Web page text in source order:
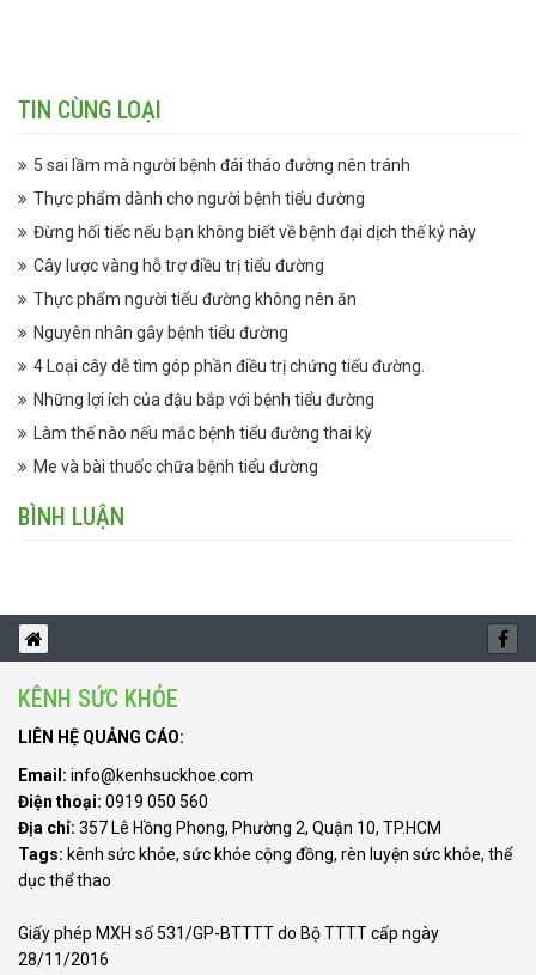
TIN CÙNG LOẠI
5 sai lầm mà người bệnh đái tháo đường nên tránh
Thực phẩm dành cho người bệnh tiểu đường
Đừng hối tiếc nếu bạn không biết về bệnh đại dịch thế kỷ này
Cây lược vàng hỗ trợ điều trị tiểu đường
Thực phẩm người tiểu đường không nên ăn
Nguyên nhân gây bệnh tiểu đường
4 Loại cây dễ tìm góp phần điều trị chứng tiểu đường.
Những lợi ích của đậu bắp với bệnh tiểu đường
Làm thế nào nếu mắc bệnh tiểu đường thai kỳ
Me và bài thuốc chữa bệnh tiểu đường
BÌNH LUẬN
KÊNH SỨC KHỎE
LIÊN HỆ QUẢNG CÁO:
Email: info@kenhsuckhoe.com
Điện thoại: 0919 050 560
Địa chỉ: 357 Lê Hồng Phong, Phường 2, Quận 10, TP.HCM
Tags: kênh sức khỏe, sức khỏe cộng đồng, rèn luyện sức khỏe, thể
dục thể thao
Giấy phép MXH số 531/GP-BTTTT do Bộ TTTT cấp ngày
28/11/2016